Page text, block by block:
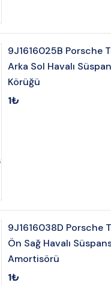
9J1616025B Porsche
Arka Sol Havalı
Körüğü
1₺
9J1616038D Porsche
Ön Sağ Havalı
Amortisörü
1₺